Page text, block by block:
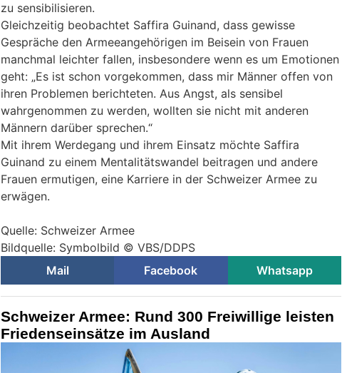
zu sensibilisieren.
Gleichzeitig beobachtet Saffira Guinand, dass gewisse
Gespräche den Armeeangehörigen im Beisein von Frauen
manchmal leichter fallen, insbesondere wenn es um Emotionen
geht: „Es ist schon vorgekommen, dass mir Männer offen von
ihren Problemen berichteten. Aus Angst, als sensibel
wahrgenommen zu werden, wollten sie nicht mit anderen
Männern darüber sprechen.“
Mit ihrem Werdegang und ihrem Einsatz möchte Saffira
Guinand zu einem Mentalitätswandel beitragen und andere
Frauen ermutigen, eine Karriere in der Schweizer Armee zu
erwägen.
Quelle: Schweizer Armee
Bildquelle: Symbolbild © VBS/DDPS
Mail
Facebook Whatsapp
Schweizer Armee: Rund 300 Freiwillige leisten
Friedenseinsätze im Ausland